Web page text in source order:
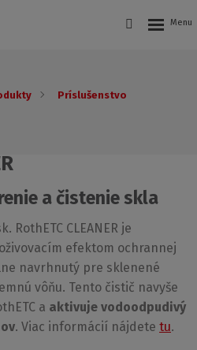
Príslušenstvo
a čistenie skla
RothETC CLEANER je
efektom ochrannej
navrhnutý pre sklenené
vôňu. Tento čistič navyše
a aktivuje vodoodpudivý
. Viac informácií nájdete tu.